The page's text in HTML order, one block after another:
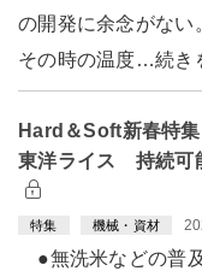
の開発に余念がな
その時の温度…続き
Hard＆Soft新春特
東洋ライス 持続可
特集 機械・資材
●無洗米などの普